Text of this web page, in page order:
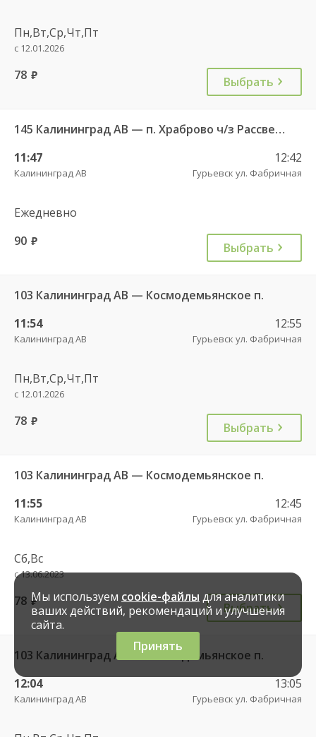
Пн,Вт,Ср,Чт,Пт
с 12.01.2026
78 руб. Выбрать
145 Калининград АВ — п. Храброво ч/з Рассвет п. , Храброво п.
11:47
Калининград АВ
12:42
Гурьевск ул. Фабричная
Ежедневно
90 руб. Выбрать
103 Калининград АВ — Космодемьянское п.
11:54
Калининград АВ
12:55
Гурьевск ул. Фабричная
Пн,Вт,Ср,Чт,Пт
с 12.01.2026
78 руб. Выбрать
103 Калининград АВ — Космодемьянское п.
11:55
Калининград АВ
12:45
Гурьевск ул. Фабричная
Сб,Вс
с 13.06.2023
78 руб. Выбрать
103 Калининград АВ — Космодемьянское п.
12:04
Калининград АВ
13:05
Гурьевск ул. Фабричная
Мы используем cookie-файлы для аналитики
ваших действий, рекомендаций и улучшения
сайта.
Принять